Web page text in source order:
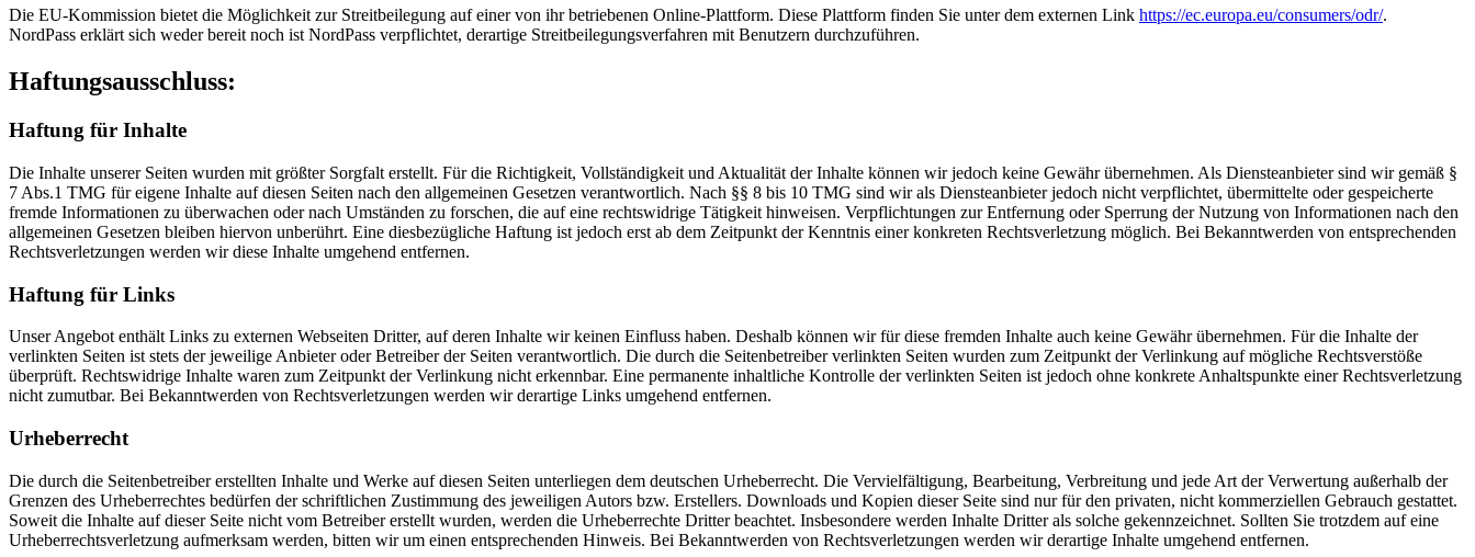
Die EU-Kommission bietet die Möglichkeit zur Streitbeilegung auf einer von ihr betriebenen Online-Plattform. Diese Plattform finden Sie unter dem externen Link https://ec.europa.eu/consumers/odr/.
NordPass erklärt sich weder bereit noch ist NordPass verpflichtet, derartige Streitbeilegungsverfahren mit Benutzern durchzuführen.
Haftungsausschluss:
Haftung für Inhalte
Die Inhalte unserer Seiten wurden mit größter Sorgfalt erstellt. Für die Richtigkeit, Vollständigkeit und Aktualität der Inhalte können wir jedoch keine Gewähr übernehmen. Als Diensteanbieter sind wir gemäß §
7 Abs.1 TMG für eigene Inhalte auf diesen Seiten nach den allgemeinen Gesetzen verantwortlich. Nach §§ 8 bis 10 TMG sind wir als Diensteanbieter jedoch nicht verpflichtet, übermittelte oder gespeicherte
fremde Informationen zu überwachen oder nach Umständen zu forschen, die auf eine rechtswidrige Tätigkeit hinweisen. Verpflichtungen zur Entfernung oder Sperrung der Nutzung von Informationen nach den
allgemeinen Gesetzen bleiben hiervon unberührt. Eine diesbezügliche Haftung ist jedoch erst ab dem Zeitpunkt der Kenntnis einer konkreten Rechtsverletzung möglich. Bei Bekanntwerden von entsprechenden
Rechtsverletzungen werden wir diese Inhalte umgehend entfernen.
Haftung für Links
Unser Angebot enthält Links zu externen Webseiten Dritter, auf deren Inhalte wir keinen Einfluss haben. Deshalb können wir für diese fremden Inhalte auch keine Gewähr übernehmen. Für die Inhalte der
verlinkten Seiten ist stets der jeweilige Anbieter oder Betreiber der Seiten verantwortlich. Die durch die Seitenbetreiber verlinkten Seiten wurden zum Zeitpunkt der Verlinkung auf mögliche Rechtsverstöße
überprüft. Rechtswidrige Inhalte waren zum Zeitpunkt der Verlinkung nicht erkennbar. Eine permanente inhaltliche Kontrolle der verlinkten Seiten ist jedoch ohne konkrete Anhaltspunkte einer Rechtsverletzung
nicht zumutbar. Bei Bekanntwerden von Rechtsverletzungen werden wir derartige Links umgehend entfernen.
Urheberrecht
Die durch die Seitenbetreiber erstellten Inhalte und Werke auf diesen Seiten unterliegen dem deutschen Urheberrecht. Die Vervielfältigung, Bearbeitung, Verbreitung und jede Art der Verwertung außerhalb der
Grenzen des Urheberrechtes bedürfen der schriftlichen Zustimmung des jeweiligen Autors bzw. Erstellers. Downloads und Kopien dieser Seite sind nur für den privaten, nicht kommerziellen Gebrauch gestattet.
Soweit die Inhalte auf dieser Seite nicht vom Betreiber erstellt wurden, werden die Urheberrechte Dritter beachtet. Insbesondere werden Inhalte Dritter als solche gekennzeichnet. Sollten Sie trotzdem auf eine
Urheberrechtsverletzung aufmerksam werden, bitten wir um einen entsprechenden Hinweis. Bei Bekanntwerden von Rechtsverletzungen werden wir derartige Inhalte umgehend entfernen.